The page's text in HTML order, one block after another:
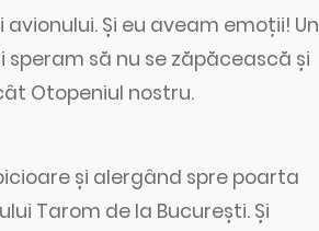
Și eu aveam emoții! Un
speram să nu se zăpăcească și
Otopeniul nostru.
și alergând spre poarta
Tarom de la București. Și